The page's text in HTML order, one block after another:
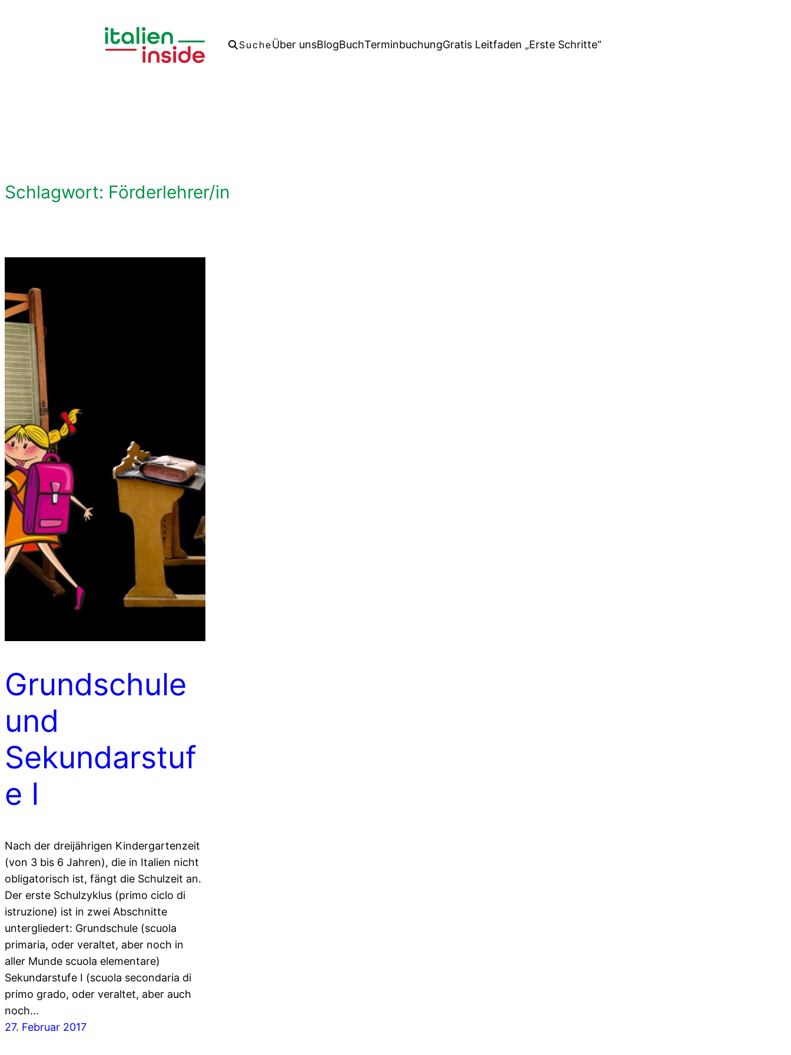
SucheÜber unsBlogBuchTerminbuchungGratis Leitfaden „Erste Schritte“
Schlagwort: Förderlehrer/in
Grundschule
und
Sekundarstuf
e I
Nach der dreijährigen Kindergartenzeit
(von 3 bis 6 Jahren), die in Italien nicht
obligatorisch ist, fängt die Schulzeit an.
Der erste Schulzyklus (primo ciclo di
istruzione) ist in zwei Abschnitte
untergliedert: Grundschule (scuola
primaria, oder veraltet, aber noch in
aller Munde scuola elementare)
Sekundarstufe I (scuola secondaria di
primo grado, oder veraltet, aber auch
noch…
27. Februar 2017